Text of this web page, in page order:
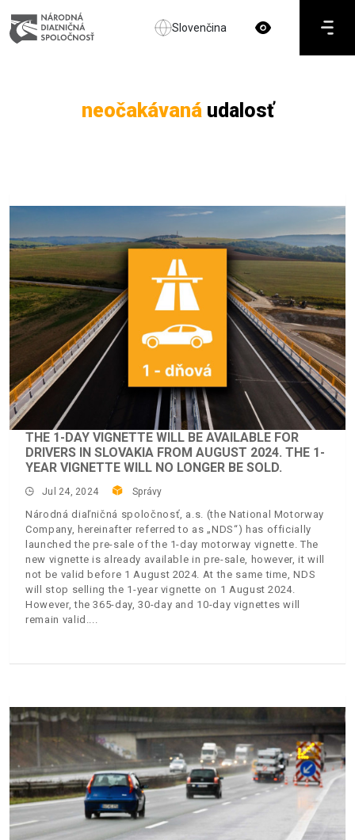
Slovenčina
neočakávanáudalosť
THE 1-DAY VIGNETTE WILL BE AVAILABLE FOR
DRIVERS IN SLOVAKIA FROM AUGUST 2024. THE 1-
YEAR VIGNETTE WILL NO LONGER BE SOLD.
Jul 24, 2024 Správy
Národná diaľničná spoločnosť, a.s. (the National Motorway
Company, hereinafter referred to as „NDS“) has officially
launched the pre-sale of the 1-day motorway vignette. The
new vignette is already available in pre-sale, however, it will
not be valid before 1 August 2024. At the same time, NDS
will stop selling the 1-year vignette on 1 August 2024.
However, the 365-day, 30-day and 10-day vignettes will
remain valid.